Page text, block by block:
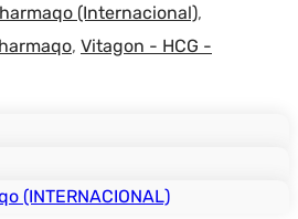
(Internacional),
, Vitagon - HCG -
(INTERNACIONAL)